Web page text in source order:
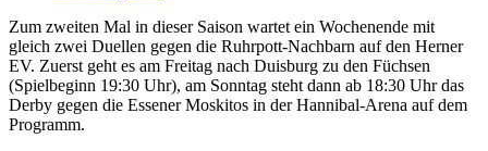
Zum zweiten Mal in dieser Saison wartet ein Wochenende mit
gleich zwei Duellen gegen die Ruhrpott-Nachbarn auf den Herner
EV. Zuerst geht es am Freitag nach Duisburg zu den Füchsen
(Spielbeginn 19:30 Uhr), am Sonntag steht dann ab 18:30 Uhr das
Derby gegen die Essener Moskitos in der Hannibal-Arena auf dem
Programm.